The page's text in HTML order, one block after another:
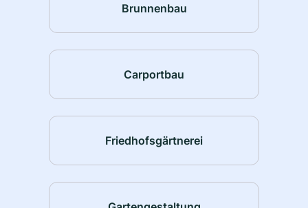
Brunnenbau
Carportbau
Friedhofsgärtnerei